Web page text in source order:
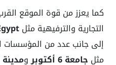
كما يعزز من قوة الموقع
التجارية والترفيهية مثل
إلى جانب عدد من المؤسسات
مثل جامعة 6 أكتوبر ومدينة